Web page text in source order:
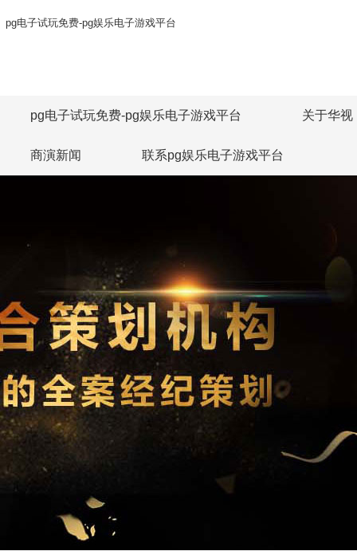
pg电子试玩免费-pg娱乐电子游戏平台
pg电子试玩免费-pg娱乐电子游戏平台 关于华视
商演新闻 联系pg娱乐电子游戏平台